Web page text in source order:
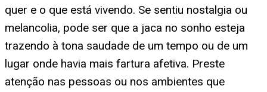
quer e o que está vivendo. Se sentiu nostalgia ou
melancolia, pode ser que a jaca no sonho esteja
trazendo à tona saudade de um tempo ou de um
lugar onde havia mais fartura afetiva. Preste
atenção nas pessoas ou nos ambientes que